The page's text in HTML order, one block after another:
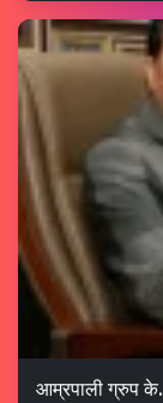
आम्रपाली ग्रुप